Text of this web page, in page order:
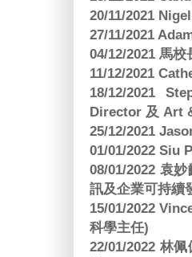
20/11/2021
27/11/2021
04/12/2021 馬
11/12/2021
18/12/2021
Director 及 Art
25/12/2021
01/01/2022 Siu
08/01/2022 袁
訊及企業可持續
15/01/2022
科學主任)
22/01/2022 林